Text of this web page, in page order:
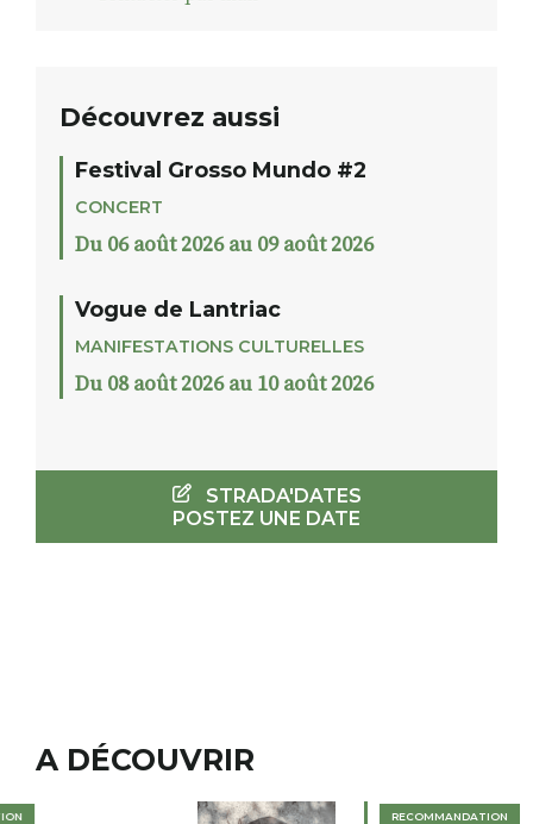
Découvrez aussi
Festival Grosso Mundo #2
CONCERT
Du 06 août 2026 au 09 août 2026
Vogue de Lantriac
MANIFESTATIONS CULTURELLES
Du 08 août 2026 au 10 août 2026
STRADA'DATES
POSTEZ UNE DATE
A DÉCOUVRIR
RECOMMANDATION